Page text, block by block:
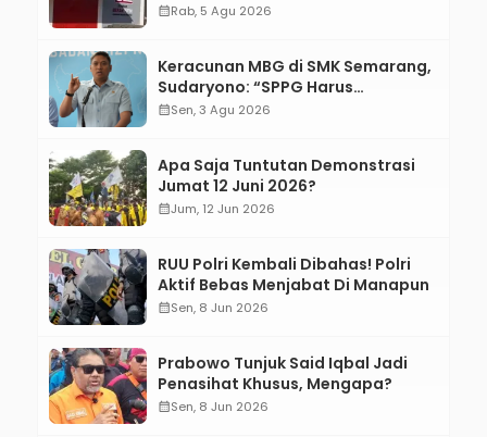
calendar_monthRab, 5 Agu 2026
Keracunan MBG di SMK Semarang,
Sudaryono: “SPPG Harus
Bertanggung Jawab!”
calendar_monthSen, 3 Agu 2026
Apa Saja Tuntutan Demonstrasi
Jumat 12 Juni 2026?
calendar_monthJum, 12 Jun 2026
RUU Polri Kembali Dibahas! Polri
Aktif Bebas Menjabat Di Manapun
calendar_monthSen, 8 Jun 2026
Prabowo Tunjuk Said Iqbal Jadi
Penasihat Khusus, Mengapa?
calendar_monthSen, 8 Jun 2026